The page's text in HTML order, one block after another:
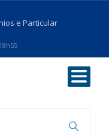
e Particular